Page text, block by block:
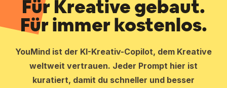
Für Kreative gebaut.
Für immer kostenlos.
YouMind ist der KI-Kreativ-Copilot, dem Kreative
weltweit vertrauen. Jeder Prompt hier ist
kuratiert, damit du schneller und besser